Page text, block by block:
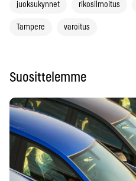
juoksukynnet rikosilmoitus
Tampere varoitus
Suosittelemme